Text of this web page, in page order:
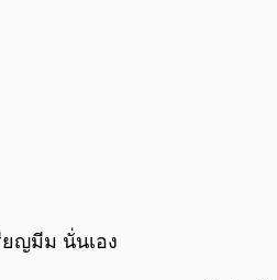
ยญมีม นั่นเอง